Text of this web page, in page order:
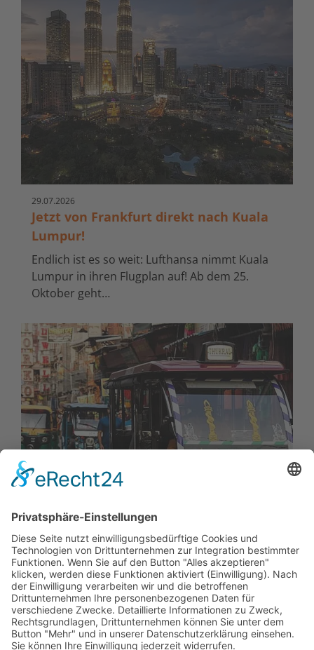
29.07.2026
Jetzt von Frankfurt direkt nach Kuala
Lumpur!
Endlich ist es so weit: Lufthansa nimmt Kuala
Lumpur in ihren Flugplan auf! Ab dem 25.
Oktober geht…
01.07.2026
Delhi fördert Elektromobilität mit
neuer Fahrzeugpolitik
Delhi hat mit der Electric Vehicles Policy 2026
eine neue Richtlinie zur Förderung von…